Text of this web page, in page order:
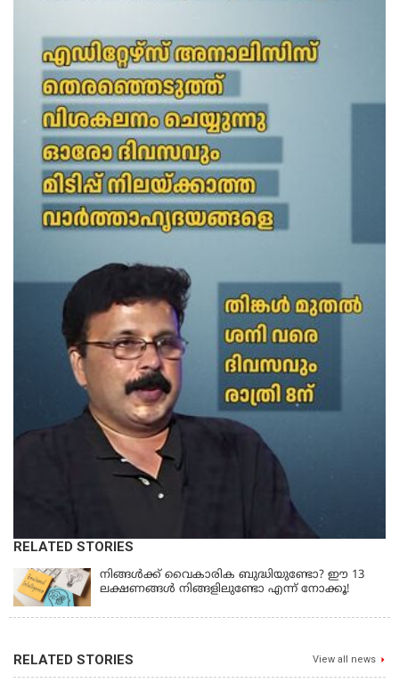
RELATED STORIES
നിങ്ങൾക്ക് വൈകാരിക ബുദ്ധിയുണ്ടോ? ഈ 13
ലക്ഷണങ്ങൾ നിങ്ങളിലുണ്ടോ എന്ന് നോക്കൂ!
RELATED STORIES View all news